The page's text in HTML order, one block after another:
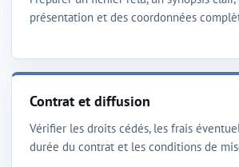
présentation et des coordonnées
Contrat et diffusion
Vérifier les droits cédés, les frais
durée du contrat et les conditions de